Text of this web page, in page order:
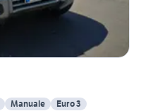
Manuale Euro 3